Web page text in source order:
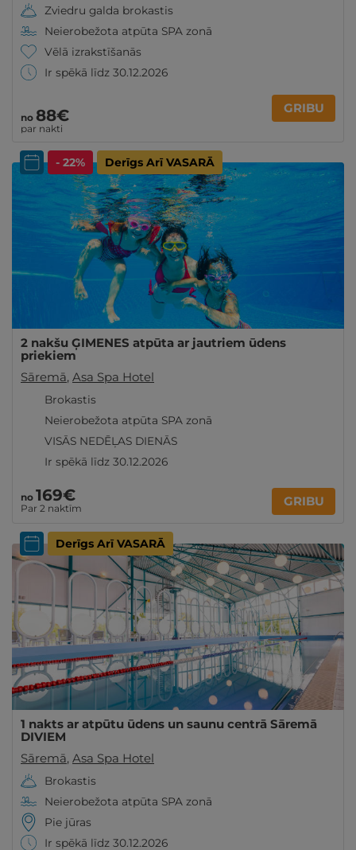
Zviedru galda brokastis
Neierobežota atpūta SPA zonā
Vēlā izrakstīšanās
Ir spēkā līdz 30.12.2026
no 88€
par nakti
GRIBU
- 22% Derīgs Arī VASARĀ
2 nakšu ĢIMENES atpūta ar jautriem ūdens
priekiem
Sāremā, Asa Spa Hotel
Brokastis
Neierobežota atpūta SPA zonā
VISĀS NEDĒĻAS DIENĀS
Ir spēkā līdz 30.12.2026
no 169€
Par 2 naktīm GRIBU
Derīgs Arī VASARĀ
1 nakts ar atpūtu ūdens un saunu centrā Sāremā
DIVIEM
Sāremā, Asa Spa Hotel
Brokastis
Neierobežota atpūta SPA zonā
Pie jūras
Ir spēkā līdz 30.12.2026